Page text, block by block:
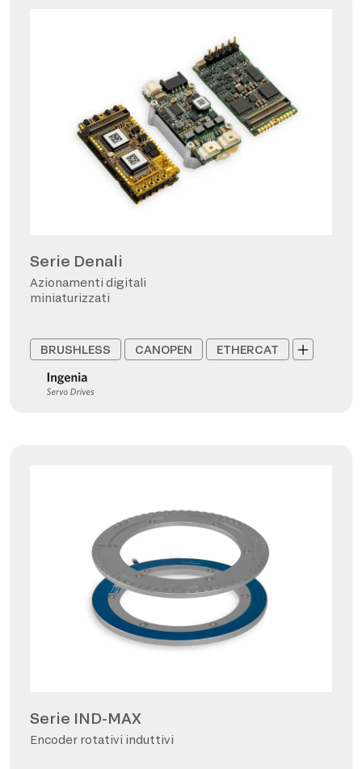
Serie Denali
Azionamenti digitali
miniaturizzati
BRUSHLESS CANOPEN ETHERCAT
Serie IND-MAX
Encoder rotativi induttivi